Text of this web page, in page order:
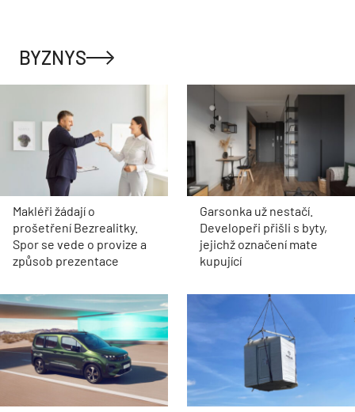
BYZNYS
Makléři žádají o
prošetření Bezrealitky.
Spor se vede o provize a
způsob prezentace
Garsonka už nestačí.
Developeři přišli s byty,
jejichž označení mate
kupující